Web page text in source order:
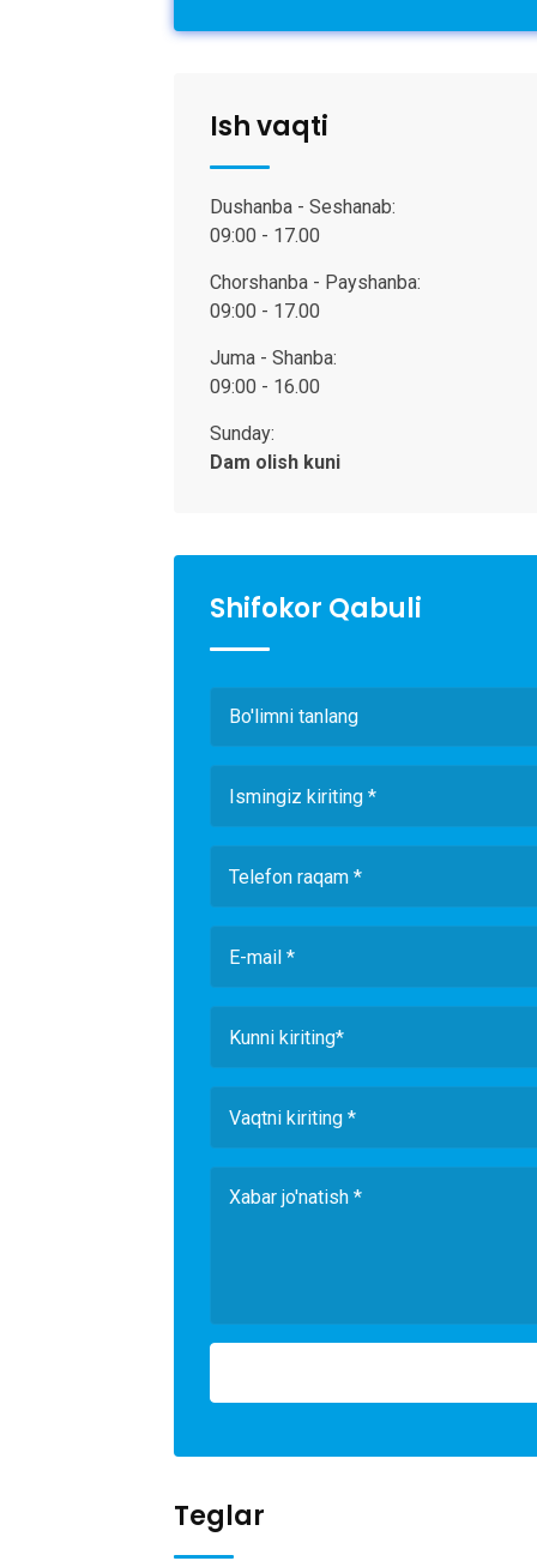
Ish vaqti
Dushanba - Seshanab:
09:00 - 17.00
Chorshanba - Payshanba:
09:00 - 17.00
Juma - Shanba:
09:00 - 16.00
Sunday:
Dam olish kuni
Shifokor Qabuli
Bo'limni tanlang
Teglar